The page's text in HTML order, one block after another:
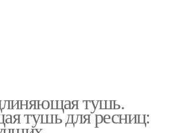
тушь.
тушь для ресниц: